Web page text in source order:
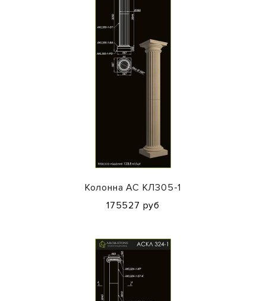
Колонна АС КЛ305-1
175527 руб